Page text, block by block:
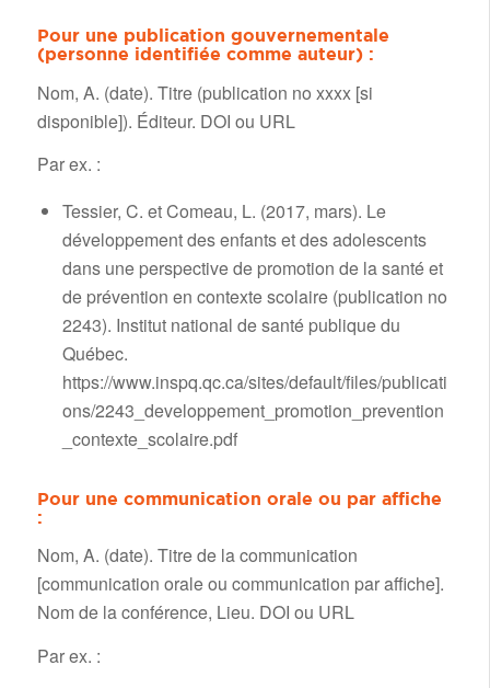
Pour une publication gouvernementale
(personne identifiée comme auteur) :
Nom, A. (date). Titre (publication no xxxx [si
disponible]). Éditeur. DOI ou URL
Par ex. :
Tessier, C. et Comeau, L. (2017, mars). Le
développement des enfants et des adolescents
dans une perspective de promotion de la santé et
de prévention en contexte scolaire (publication no
2243). Institut national de santé publique du
Québec.
https://www.inspq.qc.ca/sites/default/files/publicati
ons/2243_developpement_promotion_prevention
_contexte_scolaire.pdf
Pour une communication orale ou par affiche
:
Nom, A. (date). Titre de la communication
[communication orale ou communication par affiche].
Nom de la conférence, Lieu. DOI ou URL
Par ex. :